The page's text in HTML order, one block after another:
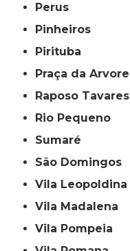
Perus
Pinheiros
Pirituba
Praça da Arvore
Raposo Tavares
Rio Pequeno
Sumaré
São Domingos
Vila Leopoldina
Vila Madalena
Vila Pompeia